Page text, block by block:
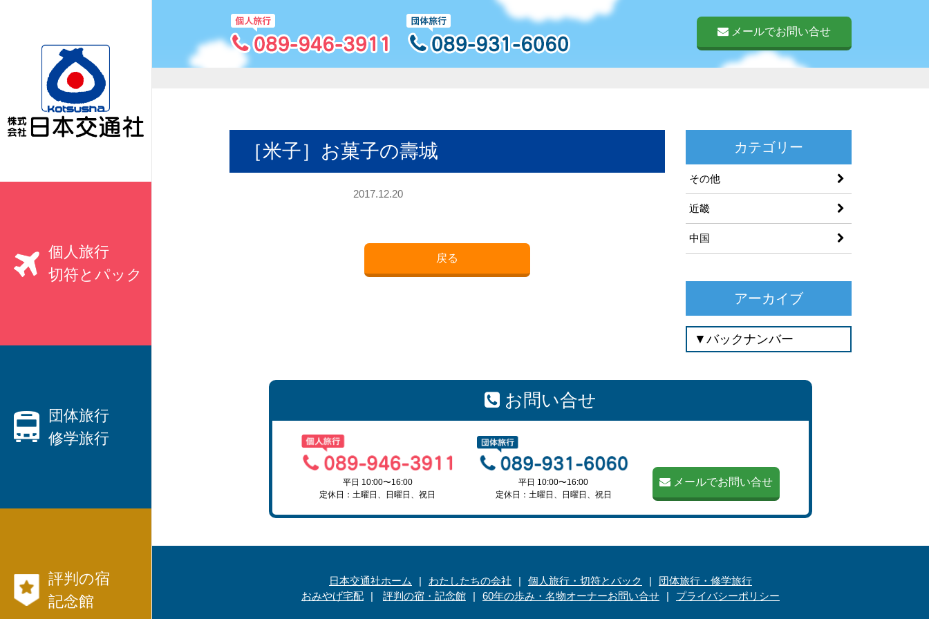
個人旅行
切符とパック
国内旅行
から
ェリー等切符
も発行出来ます。
団体旅行
修学旅行
国内旅行モデル
コース
評判の宿
記念館
メールでお問い合せ
［米子］お菓子の壽城
2017.12.20
戻る
カテゴリー
その他
近畿
中国
アーカイブ
お問い合せ
平日 10:00〜16:00
定休日：土曜日、日曜日、祝日
平日 10:00〜16:00
定休日：土曜日、日曜日、祝日
メールでお問い合せ
日本交通社ホーム わたしたちの会社 個人旅行・切符とパック
団体旅行・修学旅行
おみやげ宅配
評判の宿・記念館 60年の歩み・名物オーナーお問い合せ プライバシーポリシー